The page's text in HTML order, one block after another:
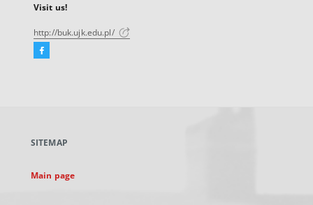
Visit us!
http://buk.ujk.edu.pl/
Facebook
new
SITEMAP
Main page